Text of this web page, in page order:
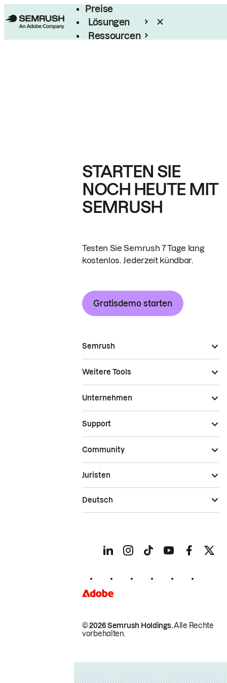
Preise
Lösungen
Ressourcen
STARTEN SIE
NOCH HEUTE MIT
SEMRUSH
Testen Sie Semrush 7 Tage lang
kostenlos. Jederzeit kündbar.
Gratisdemo starten
Semrush
Weitere Tools
Unternehmen
Support
Community
© 2026 Semrush Holdings.Alle Rechte
vorbehalten.
Juristen
Deutsch